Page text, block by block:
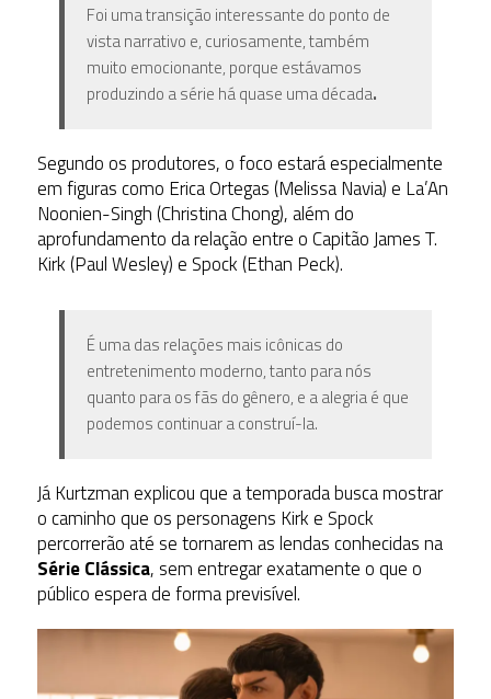
Foi uma transição interessante do ponto de
vista narrativo e, curiosamente, também
muito emocionante, porque estávamos
produzindo a série há quase uma década.
Segundo os produtores, o foco estará especialmente
em figuras como Erica Ortegas (Melissa Navia) e La’An
Noonien-Singh (Christina Chong), além do
aprofundamento da relação entre o Capitão James T.
Kirk (Paul Wesley) e Spock (Ethan Peck).
É uma das relações mais icônicas do
entretenimento moderno, tanto para nós
quanto para os fãs do gênero, e a alegria é que
podemos continuar a construí-la.
Já Kurtzman explicou que a temporada busca mostrar
o caminho que os personagens Kirk e Spock
percorrerão até se tornarem as lendas conhecidas na
Série Clássica, sem entregar exatamente o que o
público espera de forma previsível.